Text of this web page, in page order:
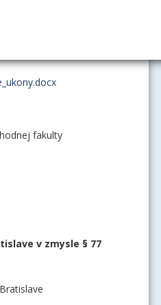
aj v zahraničí,
pracovnom čase na
fakulty
v zmysle § 77